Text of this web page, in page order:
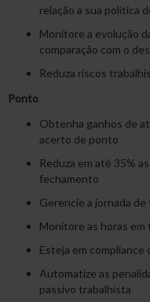
relação a sua política
Monitore a evolução
comparação com o
Reduza riscos
Ponto
Obtenha ganhos de
acerto de ponto
Reduza em até 35%
fechamento
Gerencie a jornada
Monitore as horas em
Esteja em compliance
Automatize as
passivo trabalhista